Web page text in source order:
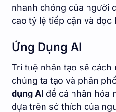
nhanh chóng của người
cao tỷ lệ tiếp cận và đọc
Ứng Dụng AI
Trí tuệ nhân tạo sẽ cách
chúng ta tạo và phân
dụng AI để cá nhân hóa
dựa trên sở thích của